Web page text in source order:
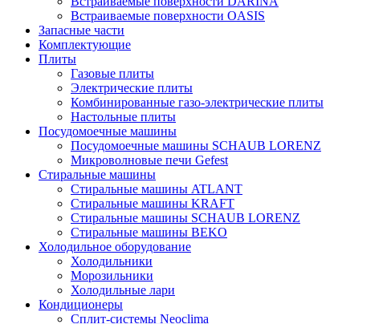
Встраиваемые поверхности OASIS
Запасные части
Комплектующие
Плиты
Газовые плиты
Электрические плиты
Комбинированные газо-электрические плиты
Настольные плиты
Посудомоечные машины
Посудомоечные машины SCHAUB LORENZ
Микроволновые печи Gefest
Стиральные машины
Стиральные машины ATLANT
Стиральные машины KRAFT
Стиральные машины SCHAUB LORENZ
Стиральные машины BEKO
Холодильное оборудование
Холодильники
Морозильники
Холодильные лари
Кондиционеры
Сплит-системы Neoclima